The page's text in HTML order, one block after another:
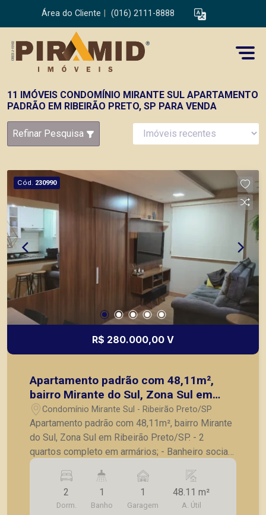
Área do Cliente (016) 2111-8888
11 IMÓVEIS CONDOMÍNIO MIRANTE SUL APARTAMENTO
PADRÃO EM RIBEIRÃO PRETO, SP PARA VENDA
Refinar Pesquisa
Cód. 230990
R$ 280.000,00 V
Apartamento padrão com 48,11m²,
bairro Mirante do Sul, Zona Sul em
Ribeirão Preto/SP.
Condomínio Mirante Sul - Ribeirão Preto/SP
Apartamento padrão com 48,11m², bairro Mirante
do Sul, Zona Sul em Ribeirão Preto/SP. - 2
quartos completo em armários; - Banheiro social;
- Sala para 2 ambientes; - Cozinha planejada; -
Lavanderia; - 1 vaga de garagem. Também temos
imóveis no Nova Aliança, Jardim Botânico, Jardim
Canadá, casas e apartamentos próximos a
2
Dorm.
1
Banho
1
Garagem
48.11 m²
A. Útil